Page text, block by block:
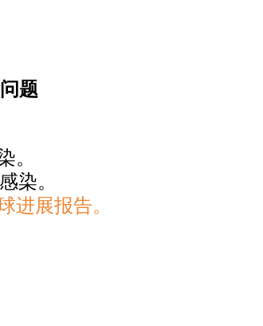
题
。
染。
展报告。